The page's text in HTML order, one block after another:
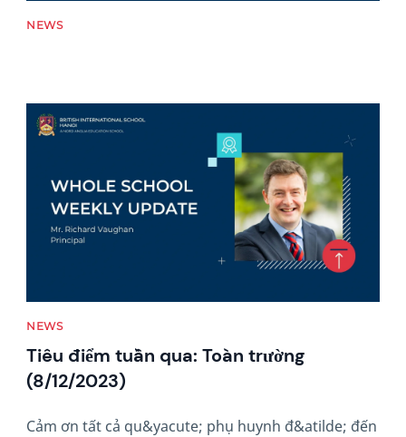
NEWS
News image
NEWS
Tiêu điểm tuần qua: Toàn trường
(8/12/2023)
Cảm ơn tất cả qu&yacute; phụ huynh đ&atilde; đến